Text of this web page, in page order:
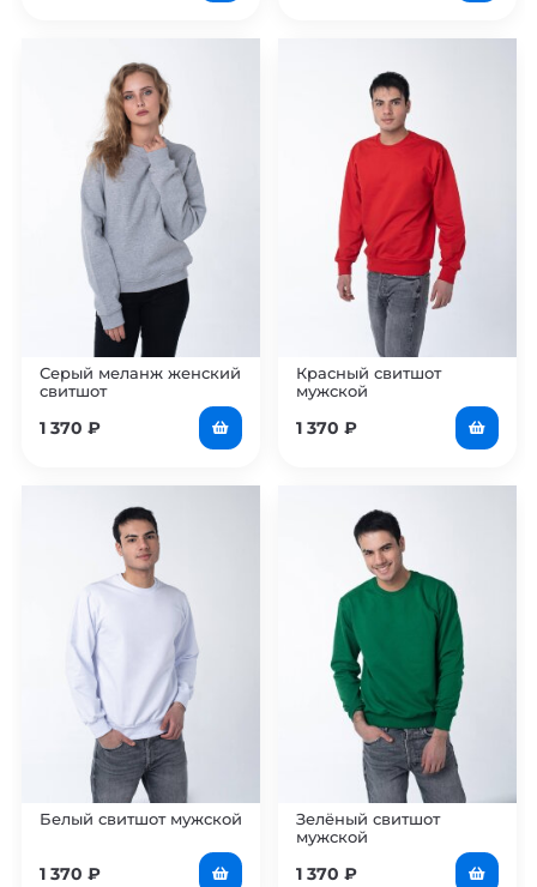
Серый меланж женский
свитшот
1 370 ₽
Красный свитшот
мужской
1 370 ₽
Белый свитшот мужской
1 370 ₽
Зелёный свитшот
мужской
1 370 ₽